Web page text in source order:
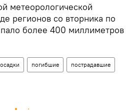
метеорологической
регионов со вторника по
более 400 миллиметров
осадки погибшие пострадавшие